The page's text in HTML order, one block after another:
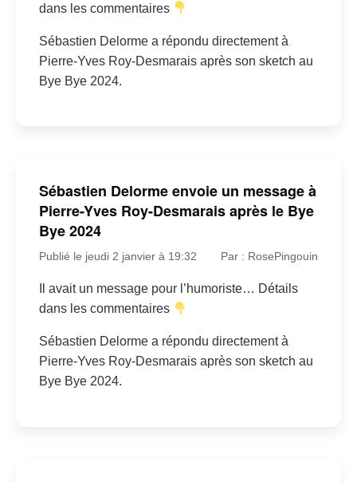
dans les commentaires
Sébastien Delorme a répondu directement à
Pierre-Yves Roy-Desmarais après son sketch au
Bye Bye 2024.
Sébastien Delorme envoie un message à
Pierre-Yves Roy-Desmarais après le Bye
Bye 2024
Publié le jeudi 2 janvier à 19:32 Par : RosePingouin
Il avait un message pour l’humoriste… Détails
dans les commentaires
Sébastien Delorme a répondu directement à
Pierre-Yves Roy-Desmarais après son sketch au
Bye Bye 2024.